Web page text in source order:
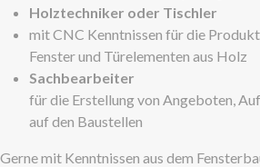
Holztechniker oder Tischler
mit CNC Kenntnissen für die
Fenster und Türelementen aus Holz
Sachbearbeiter
für die Erstellung von Angeboten,
auf den Baustellen
Gerne mit Kenntnissen aus dem